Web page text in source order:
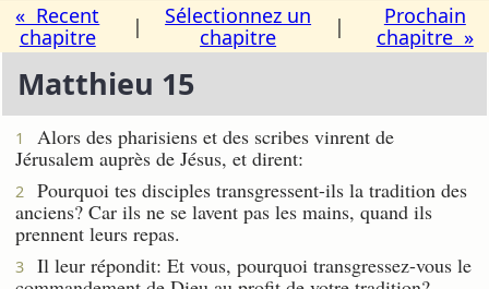
« Recent
chapitre
|
Sélectionnez un
chapitre
|
Prochain
chapitre »
Matthieu 15
1
Alors des pharisiens et des scribes vinrent de
Jérusalem auprès de Jésus, et dirent:
2
Pourquoi tes disciples transgressent-ils la tradition des
anciens? Car ils ne se lavent pas les mains, quand ils
prennent leurs repas.
3
Il leur répondit: Et vous, pourquoi transgressez-vous le